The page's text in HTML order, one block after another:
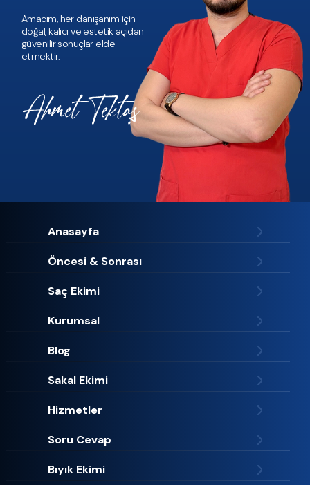
Anasayfa
Öncesi & Sonrası
Saç Ekimi
Kurumsal
Blog
Sakal Ekimi
Hizmetler
Soru Cevap
Bıyık Ekimi
Amacım, her danışanım için
doğal, kalıcı ve estetik açıdan
güvenilir sonuçlar elde
etmektir.